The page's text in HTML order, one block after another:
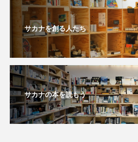
ドチザメ ナマズ ナン
ナンヨウマンタ ニギス
ニジハギ ニジマス ニセ
ニフレル ニホンカワウソ
サカナを創る人たち
サカナの本を読もう